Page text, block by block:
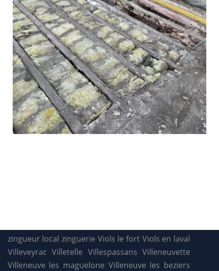
zingueur local zinguerie Viols le fort Viols en laval
Villeveyrac Villetelle Villespassans Villeneuvette
Villeneuve les maguelone Villeneuve les beziers